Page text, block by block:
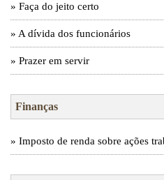
» Faça do jeito certo
» A dívida dos funcionários
» Prazer em servir
Finanças
» Imposto de renda sobre ações